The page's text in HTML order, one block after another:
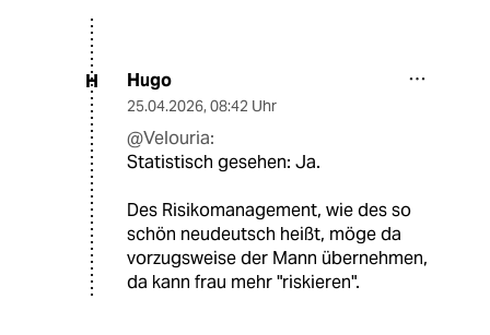
H Hugo
25.04.2026, 08:42 Uhr
@Velouria:
Statistisch gesehen: Ja.
Des Risikomanagement, wie des so
schön neudeutsch heißt, möge da
vorzugsweise der Mann übernehmen,
da kann frau mehr "riskieren".